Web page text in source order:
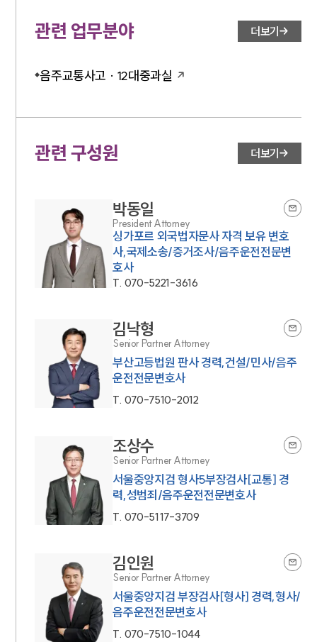
관련 업무분야 더보기
음주교통사고 · 12대중과실
관련 구성원 더보기
박동일
President Attorney
싱가포르 외국법자문사 자격 보유 변호
사,국제소송/증거조사/음주운전전문변
호사
T. 070-5221-3616
김낙형
Senior Partner Attorney
부산고등법원 판사 경력,건설/민사/음주
운전전문변호사
T. 070-7510-2012
조상수
Senior Partner Attorney
서울중앙지검 형사5부장검사[교통] 경
력,성범죄/음주운전전문변호사
T. 070-5117-3709
김인원
Senior Partner Attorney
서울중앙지검 부장검사[형사] 경력,형사/
음주운전전문변호사
T. 070-7510-1044